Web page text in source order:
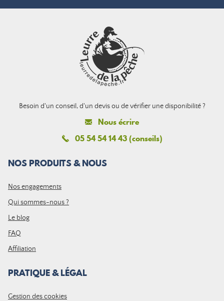
Besoin d'un conseil, d'un devis ou de vérifier une disponibilité ?
Nous écrire
05 54 54 14 43 (conseils)
NOS PRODUITS & NOUS
Nos engagements
Qui sommes-nous ?
Le blog
FAQ
Affiliation
PRATIQUE & LÉGAL
Gestion des cookies